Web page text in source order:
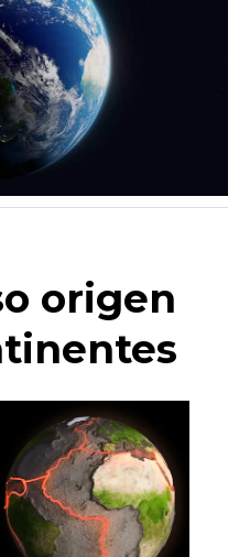
origen